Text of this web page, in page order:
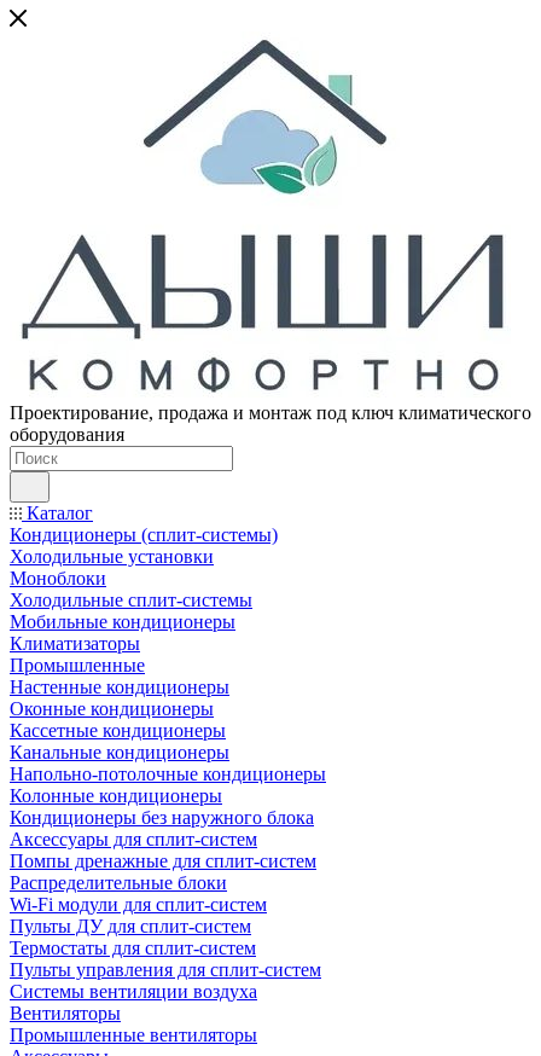
Проектирование, продажа и монтаж под ключ климатического
оборудования
Каталог
Кондиционеры (сплит-системы)
Холодильные установки
Моноблоки
Холодильные сплит-системы
Мобильные кондиционеры
Климатизаторы
Промышленные
Настенные кондиционеры
Оконные кондиционеры
Кассетные кондиционеры
Канальные кондиционеры
Напольно-потолочные кондиционеры
Колонные кондиционеры
Кондиционеры без наружного блока
Аксессуары для сплит-систем
Помпы дренажные для сплит-систем
Распределительные блоки
Wi-Fi модули для сплит-систем
Пульты ДУ для сплит-систем
Термостаты для сплит-систем
Пульты управления для сплит-систем
Системы вентиляции воздуха
Вентиляторы
Промышленные вентиляторы